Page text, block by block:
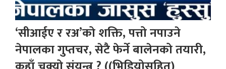
‘सीआईए र रअ’को शक्ति, पत्तो नपाउने
नेपालका गुप्तचर, सेटै फेर्ने बालेनको तयारी,